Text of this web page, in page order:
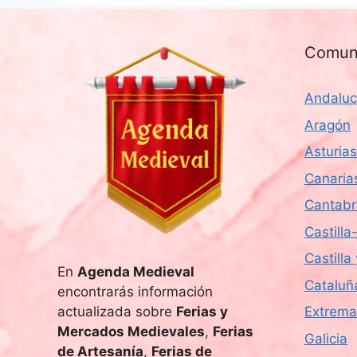
En Agenda Medieval
encontrarás información
actualizada sobre Ferias y
Mercados Medievales, Ferias
de Artesanía, Ferias de
Aragón
Asturias
Castilla
Galicia